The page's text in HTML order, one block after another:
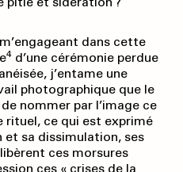
dans cette
4 d’une cérémonie perdue
j’entame une
photographique que le
nommer par l’image ce
rituel, ce qui est exprimé
et sa dissimulation, ses
ces morsures
ces « crises de la